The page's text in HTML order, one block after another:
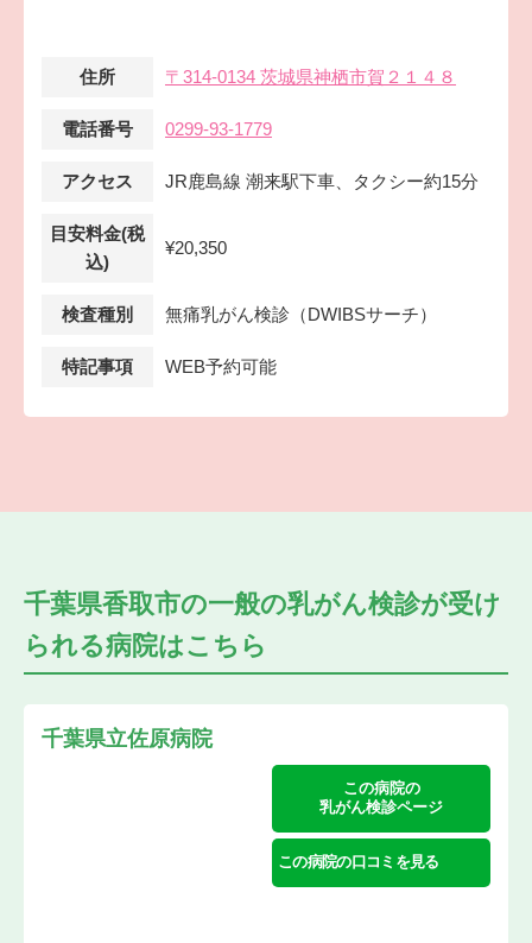
住所 〒314-0134 茨城県神栖市賀２１４８
電話番号 0299-93-1779
アクセス JR鹿島線 潮来駅下車、タクシー約15分
目安料金(税
込)
¥20,350
検査種別 無痛乳がん検診（DWIBSサーチ）
特記事項 WEB予約可能
千葉県香取市の一般の乳がん検診が受け
られる病院はこちら
千葉県立佐原病院
この病院の
乳がん検診ページ
この病院の口コミを見る